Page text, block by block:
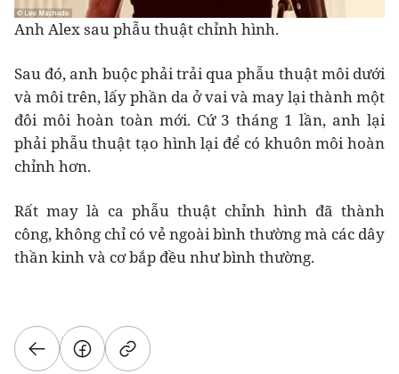
Anh Alex sau phẫu thuật chỉnh hình.
Sau đó, anh buộc phải trải qua phẫu thuật môi dưới
và môi trên, lấy phần da ở vai và may lại thành một
đôi môi hoàn toàn mới. Cứ 3 tháng 1 lần, anh lại
phải phẫu thuật tạo hình lại để có khuôn môi hoàn
chỉnh hơn.
Rất may là ca phẫu thuật chỉnh hình đã thành
công, không chỉ có vẻ ngoài bình thường mà các dây
thần kinh và cơ bắp đều như bình thường.